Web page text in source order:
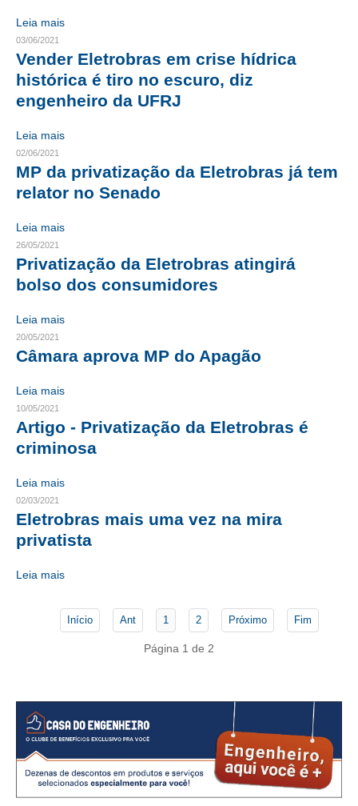
LEI 6.496/1977 – ART
RES 1.002/2002 – CÓDIGO DE ÉTICA
HOMOLOGAÇÕES
FIQUE POR DENTRO
OPORTUNIDADES
APRESENTAÇÃO
EMPREGO E ESTÁGIO
CARREIRA
AUTÔNOMOS E SERVIÇOS
NEWSLETTER
GUIA DAS ENGENHARIAS
CONTATO
CURSOS
ENGENHEIRO EMPREENDEDOR
SEESP EDUCAÇÃO
BENEFÍCIOS
APOSENTADORIA
SEESPPREV
CAMPANHAS SALARIAIS
Leia mais
03/06/2021
Vender Eletrobras em crise hídrica
histórica é tiro no escuro, diz
engenheiro da UFRJ
Leia mais
02/06/2021
MP da privatização da Eletrobras já tem
relator no Senado
Leia mais
26/05/2021
Privatização da Eletrobras atingirá
bolso dos consumidores
Leia mais
20/05/2021
Câmara aprova MP do Apagão
Leia mais
10/05/2021
Artigo - Privatização da Eletrobras é
criminosa
Leia mais
02/03/2021
Eletrobras mais uma vez na mira
privatista
Leia mais
Início Ant 1 2 Próximo Fim
Página 1 de 2